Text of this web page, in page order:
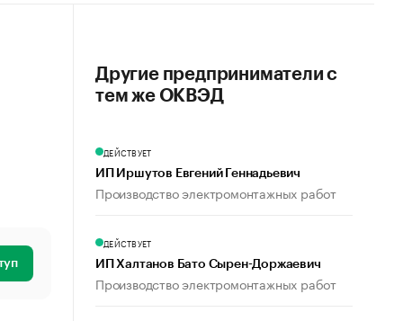
Другие предприниматели с
тем же ОКВЭД
ДЕЙСТВУЕТ
ИП Иршутов Евгений Геннадьевич
Производство электромонтажных работ
ДЕЙСТВУЕТ
ИП Халтанов Бато Сырен-Доржаевич
Производство электромонтажных работ